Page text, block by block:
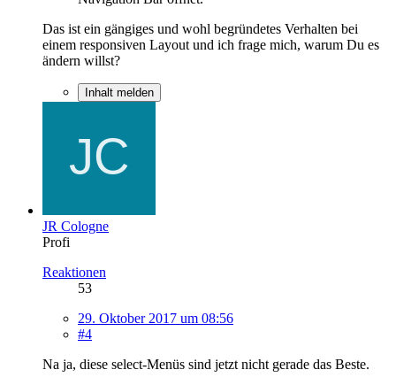
Das ist ein gängiges und wohl begründetes Verhalten bei
einem responsiven Layout und ich frage mich, warum Du es
ändern willst?
Inhalt melden
JR Cologne
Profi
Reaktionen
53
29. Oktober 2017 um 08:56
#4
Na ja, diese select-Menüs sind jetzt nicht gerade das Beste.